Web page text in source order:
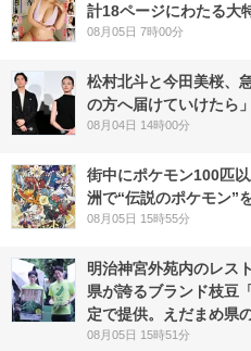
計18ページにわたる大
08月05日 7時00分
松村北斗と今田美桜、
の方へ届けていけたら」
08月04日 14時00分
街中にポケモン100匹
洲で“伝説のポケモン”
08月05日 15時55分
明治神宮外苑内のレス
県が誇るブランド枝豆
定で提供。えだまめ県
08月05日 15時51分